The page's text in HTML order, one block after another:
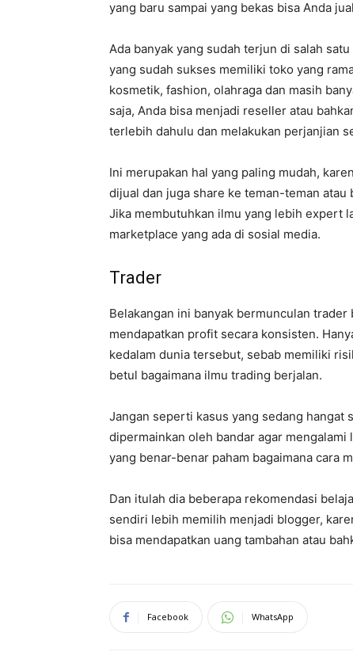
yang baru sampai yang bekas bisa Anda
Ada banyak yang sudah terjun di salah
yang sudah sukses memiliki toko yang
kosmetik, fashion, olahraga dan masih
saja, Anda bisa menjadi reseller atau
terlebih dahulu dan melakukan perjanjian
Ini merupakan hal yang paling mudah,
dijual dan juga share ke teman-teman
Jika membutuhkan ilmu yang lebih expert
marketplace yang ada di sosial media.
Trader
Belakangan ini banyak bermunculan
mendapatkan profit secara konsisten.
kedalam dunia tersebut, sebab memiliki
betul bagaimana ilmu trading berjalan.
Jangan seperti kasus yang sedang hangat
dipermainkan oleh bandar agar
yang benar-benar paham bagaimana cara
Dan itulah dia beberapa rekomendasi
sendiri lebih memilih menjadi blogger,
bisa mendapatkan uang tambahan atau
Facebook WhatsApp